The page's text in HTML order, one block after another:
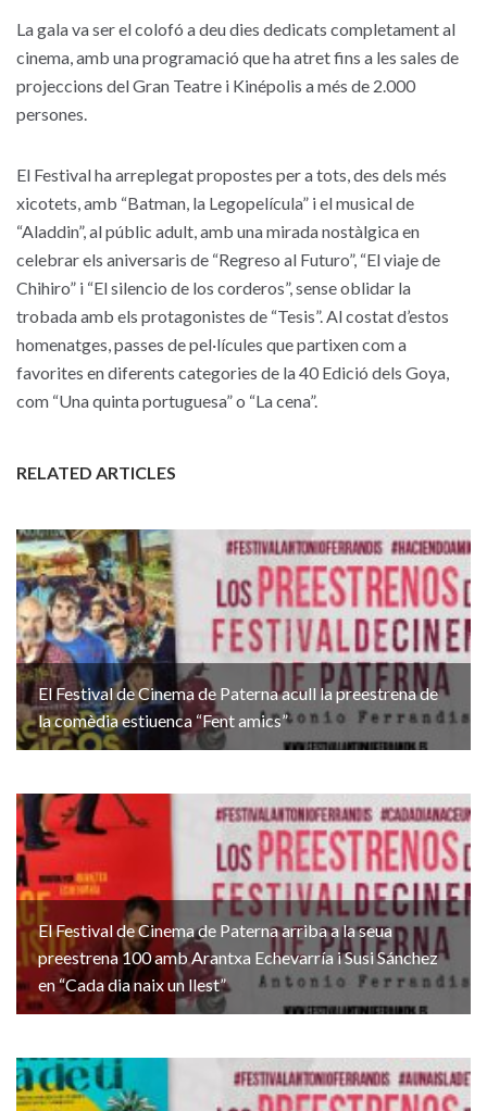
La gala va ser el colofó a deu dies dedicats completament al
cinema, amb una programació que ha atret fins a les sales de
projeccions del Gran Teatre i Kinépolis a més de 2.000
persones.
El Festival ha arreplegat propostes per a tots, des dels més
xicotets, amb “Batman, la Legopelícula” i el musical de
“Aladdin”, al públic adult, amb una mirada nostàlgica en
celebrar els aniversaris de “Regreso al Futuro”, “El viaje de
Chihiro” i “El silencio de los corderos”, sense oblidar la
trobada amb els protagonistes de “Tesis”. Al costat d’estos
homenatges, passes de pel·lícules que partixen com a
favorites en diferents categories de la 40 Edició dels Goya,
com “Una quinta portuguesa” o “La cena”.
RELATED ARTICLES
El Festival de Cinema de Paterna acull la preestrena de
la comèdia estiuenca “Fent amics”
El Festival de Cinema de Paterna arriba a la seua
preestrena 100 amb Arantxa Echevarría i Susi Sánchez
en “Cada dia naix un llest”